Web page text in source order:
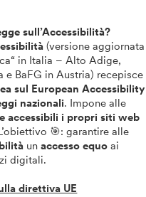
sull’Accessibilità?
(versione aggiornata
in Italia – Alto Adige,
e BaFG in Austria) recepisce
sul European Accessibility
nazionali. Impone alle
accessibili i propri siti web
🎯: garantire alle
unaccesso equoai
digitali.
direttiva UE